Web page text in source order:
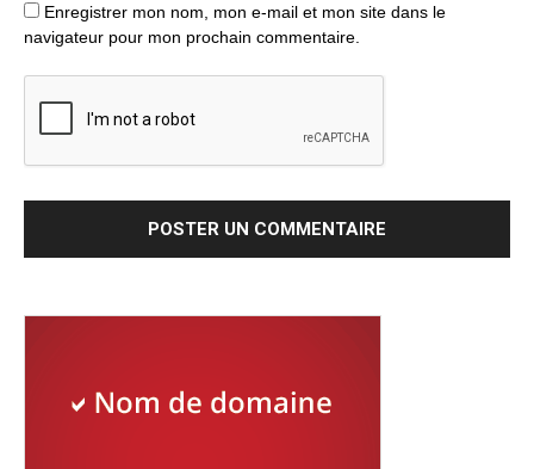
Enregistrer mon nom, mon e-mail et mon site dans le
navigateur pour mon prochain commentaire.